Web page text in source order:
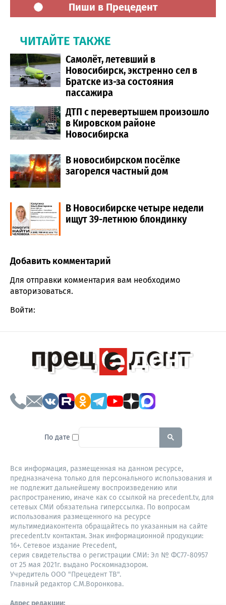
Пиши в Прецедент
ЧИТАЙТЕ ТАКЖЕ
Самолёт, летевший в
Новосибирск, экстренно сел в
Братске из-за состояния
пассажира
ДТП с перевертышем произошло
в Кировском районе
Новосибирска
В новосибирском посёлке
загорелся частный дом
В Новосибирске четыре недели
ищут 39-летнюю блондинку
Comment section
Добавить комментарий
Для отправки комментария вам необходимо
авторизоваться.
Войти:
По дате To search this site, enter a
Вся информация, размещенная на данном ресурсе,
предназначена только для персонального использования и
не подлежит дальнейшему воспроизведению или
распространению, иначе как со ссылкой на precedent.tv, для
сетевых СМИ обязательна гиперссылка. По вопросам
использования размещенного на ресурсе
мультимедиаконтента обращайтесь по указанным на сайте
precedent.tv контактам. Знак информационной продукции:
16+. Сетевое издание Precedent,
серия свидетельства о регистрации СМИ: Эл № ФС77-80957
от 25 мая 2021г. выдано Роскомнадзором.
Учредитель ООО "Прецедент ТВ".
Главный редактор С.М.Воронкова.